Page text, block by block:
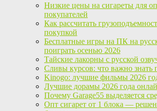
Низкие цены на сигареты для
покупателей
Как рассчитать
покупкой
Бесплатные игры на ПК на
поиграть осенью 2026
Тайские лакорны с русской
Сливы курсов: что важно знать
Kinogo: лучшие фильмы 2026
Лучшие дорамы 2026 года
Почему Garage55 выделяется
Опт сигарет от 1 блока —